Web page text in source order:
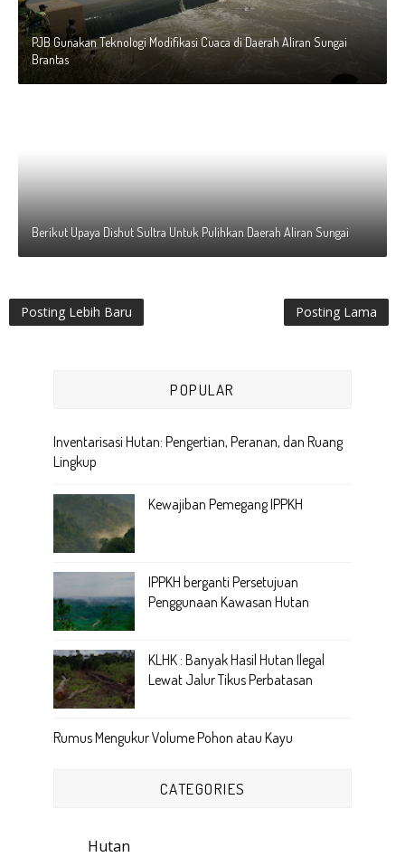
PJB Gunakan Teknologi Modifikasi Cuaca di Daerah Aliran Sungai
Brantas
Berikut Upaya Dishut Sultra Untuk Pulihkan Daerah Aliran Sungai
Posting Lebih Baru Posting Lama
POPULAR
Inventarisasi Hutan: Pengertian, Peranan, dan Ruang
Lingkup
Kewajiban Pemegang IPPKH
IPPKH berganti Persetujuan
Penggunaan Kawasan Hutan
KLHK : Banyak Hasil Hutan Ilegal
Lewat Jalur Tikus Perbatasan
Rumus Mengukur Volume Pohon atau Kayu
CATEGORIES
Hutan